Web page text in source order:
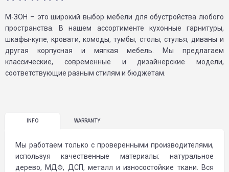
М-ЗОН – это широкий выбор мебели для обустройства любого
пространства. В нашем ассортименте кухонные гарнитуры,
шкафы-купе, кровати, комоды, тумбы, столы, стулья, диваны и
другая корпусная и мягкая мебель. Мы предлагаем
классические, современные и дизайнерские модели,
соответствующие разным стилям и бюджетам.
INFO WARRANTY
Мы работаем только с проверенными производителями,
используя качественные материалы: натуральное
дерево, МДФ, ДСП, металл и износостойкие ткани. Вся